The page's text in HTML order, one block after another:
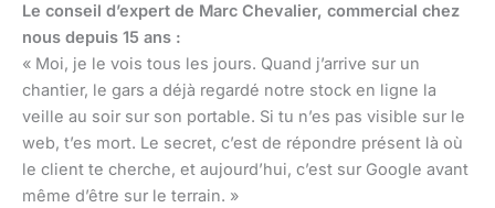
Le conseil d’expert de Marc Chevalier, commercial chez
nous depuis 15 ans :
« Moi, je le vois tous les jours. Quand j’arrive sur un
chantier, le gars a déjà regardé notre stock en ligne la
veille au soir sur son portable. Si tu n’es pas visible sur le
web, t’es mort. Le secret, c’est de répondre présent là où
le client te cherche, et aujourd’hui, c’est sur Google avant
même d’être sur le terrain. »